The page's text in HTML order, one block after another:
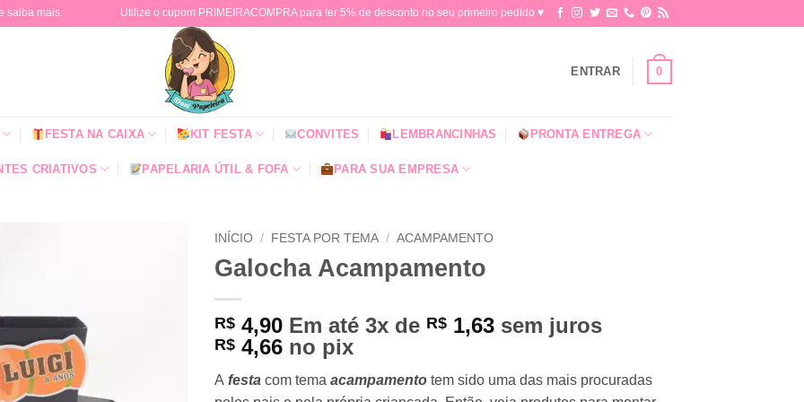
saiba mais. Utilize o cupom PRIMEIRACOMPRA para ter 5% de desconto no seu primeiro pedido ♥​
ENTRAR 0
FESTA NA CAIXA KIT FESTA CONVITES LEMBRANCINHAS PRONTA ENTREGA
CRIATIVOS PAPELARIA ÚTIL & FOFA PARA SUA EMPRESA
INÍCIO / FESTA POR TEMA / ACAMPAMENTO
Galocha Acampamento
R$ 4,90 Em até 3x de R$ 1,63 sem juros
R$ 4,66 no pix
A festa com tema acampamento tem sido uma das mais procuradas